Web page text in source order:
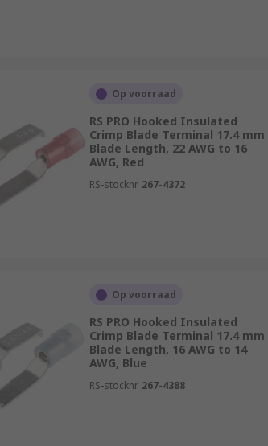
Op voorraad
RS PRO Hooked Insulated
Crimp Blade Terminal 17.4 mm
Blade Length, 22 AWG to 16
AWG, Red
RS-stocknr. 267-4372
Op voorraad
RS PRO Hooked Insulated
Crimp Blade Terminal 17.4 mm
Blade Length, 16 AWG to 14
AWG, Blue
RS-stocknr. 267-4388